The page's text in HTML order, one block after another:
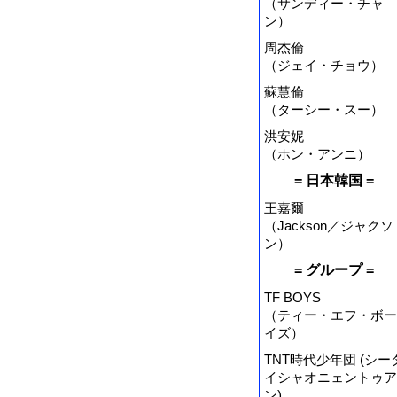
（サンディー・チャ
ン）
周杰倫
（ジェイ・チョウ）
蘇慧倫
（ターシー・スー）
洪安妮
（ホン・アンニ）
= 日本韓国 =
王嘉爾
（Jackson／ジャクソ
ン）
= グループ =
TF BOYS
（ティー・エフ・ボー
イズ）
TNT時代少年団 (シー
イシャオニェントゥア